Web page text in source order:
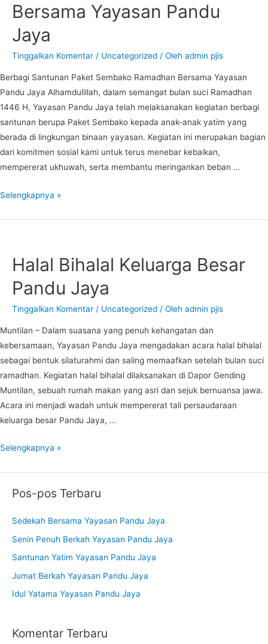
Bersama Yayasan Pandu
Jaya
Tinggalkan Komentar / Uncategorized / Oleh admin pjis
Berbagi Santunan Paket Sembako Ramadhan Bersama Yayasan
Pandu Jaya Alhamdulillah, dalam semangat bulan suci Ramadhan
1446 H, Yayasan Pandu Jaya telah melaksanakan kegiatan berbagi
santunan berupa Paket Sembako kepada anak-anak yatim yang
berada di lingkungan binaan yayasan. Kegiatan ini merupakan bagian
dari komitmen sosial kami untuk terus menebar kebaikan,
mempererat ukhuwah, serta membantu meringankan beban …
Berbagi
1446
Yayasan
Pandu
Jaya
Selengkapnya »
Halal Bihalal Keluarga Besar
Pandu Jaya
Tinggalkan Komentar / Uncategorized / Oleh admin pjis
Muntilan – Dalam suasana yang penuh kehangatan dan
kebersamaan, Yayasan Pandu Jaya mengadakan acara halal bihalal
sebagai bentuk silaturahmi dan saling memaafkan setelah bulan suci
ramadhan. Kegiatan halal bihalal dilaksanakan di Dapor Gending
Muntilan, sebuah rumah makan yang asri dan sejuk bernuansa jawa.
Acara ini menjadi wadah untuk mempererat tali persaudaraan
keluarga besar Pandu Jaya, …
Halal
Besar
Jaya
Selengkapnya »
Pos-pos Terbaru
Sedekah Bersama Yayasan Pandu Jaya
Senin Penuh Berkah Yayasan Pandu Jaya
Santunan Yatim Yayasan Pandu Jaya
Jumat Berkah Yayasan Pandu Jaya
Idul Yatama Yayasan Pandu Jaya
Komentar Terbaru